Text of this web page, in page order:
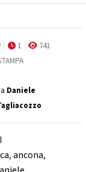
1
741
Daniele
,ancona,